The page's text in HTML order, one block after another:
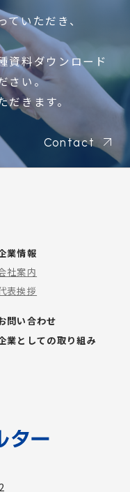
Contact
いただき、
資料ダウンロード
さい。
きます。
業情報
社案内
表挨拶
問い合わせ
業としての取り組み